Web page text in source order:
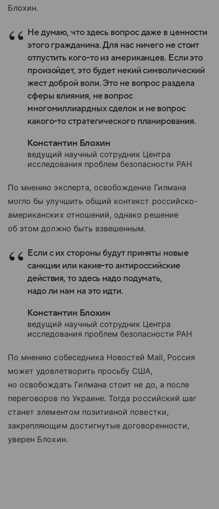
Блохин.
Не думаю, что здесь вопрос даже в ценности
этого гражданина. Для нас ничего не стоит
отпустить кого-то из американцев. Если это
произойдет, это будет некий символический
жест доброй воли. Это не вопрос раздела
сферы влияния, не вопрос
многомиллиардных сделок и не вопрос
какого-то стратегического планирования.
Константин Блохин
ведущий научный сотрудник Центра
исследования проблем безопасности РАН
По мнению эксперта, освобождение Гилмана
могло бы улучшить общий контекст российско-
американских отношений, однако решение
об этом должно быть взвешенным.
Если с их стороны будут приняты новые
санкции или какие-то антироссийские
действия, то здесь надо подумать,
надо ли нам на это идти.
Константин Блохин
ведущий научный сотрудник Центра
исследования проблем безопасности РАН
По мнению собеседника Новостей Mail, Россия
может удовлетворить просьбу США,
но освобождать Гилмана стоит не до, а после
переговоров по Украине. Тогда российский шаг
станет элементом позитивной повестки,
закрепляющим достигнутые договоренности,
уверен Блохин.